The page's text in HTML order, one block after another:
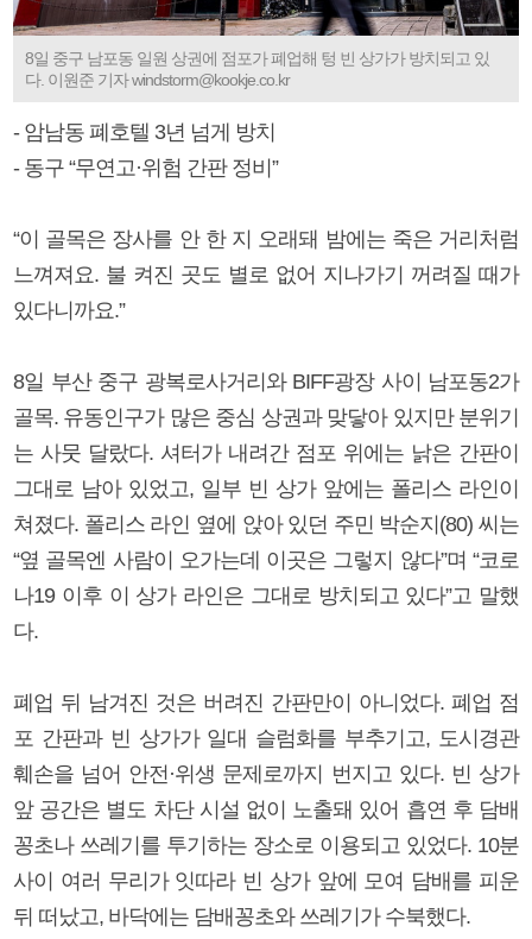
8일 중구 남포동 일원 상권에 점포가 폐업해 텅 빈 상가가 방치되고 있
다. 이원준 기자 windstorm@kookje.co.kr
- 암남동 폐호텔 3년 넘게 방치
- 동구 “무연고·위험 간판 정비”
“이 골목은 장사를 안 한 지 오래돼 밤에는 죽은 거리처럼
느껴져요. 불 켜진 곳도 별로 없어 지나가기 꺼려질 때가
있다니까요.”
8일 부산 중구 광복로사거리와 BIFF광장 사이 남포동2가
골목. 유동인구가 많은 중심 상권과 맞닿아 있지만 분위기
는 사뭇 달랐다. 셔터가 내려간 점포 위에는 낡은 간판이
그대로 남아 있었고, 일부 빈 상가 앞에는 폴리스 라인이
쳐졌다. 폴리스 라인 옆에 앉아 있던 주민 박순지(80) 씨는
“옆 골목엔 사람이 오가는데 이곳은 그렇지 않다”며 “코로
나19 이후 이 상가 라인은 그대로 방치되고 있다”고 말했
다.
폐업 뒤 남겨진 것은 버려진 간판만이 아니었다. 폐업 점
포 간판과 빈 상가가 일대 슬럼화를 부추기고, 도시경관
훼손을 넘어 안전·위생 문제로까지 번지고 있다. 빈 상가
앞 공간은 별도 차단 시설 없이 노출돼 있어 흡연 후 담배
꽁초나 쓰레기를 투기하는 장소로 이용되고 있었다. 10분
사이 여러 무리가 잇따라 빈 상가 앞에 모여 담배를 피운
뒤 떠났고, 바닥에는 담배꽁초와 쓰레기가 수북했다.